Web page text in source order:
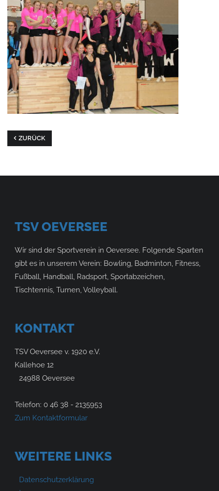
ZURÜCK
TSV OEVERSEE
Wir sind der Sportverein in Oeversee. Folgende Sparten
gibt es in unserem Verein: Bowling, Badminton, Fitness,
Fußball, Handball, Radsport, Sportabzeichen,
Tischtennis, Turnen, Volleyball.
KONTAKT
TSV Oeversee v. 1920 e.V.
Kallehoe 12
24988 Oeversee
Telefon: 0 46 38 - 2135953
Zum Kontaktformular
WEITERE LINKS
Datenschutzerklärung